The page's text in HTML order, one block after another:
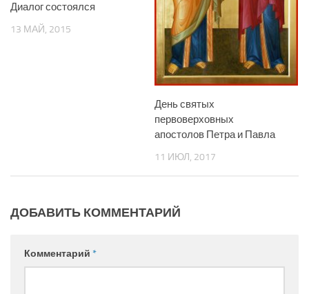
Диалог состоялся
13 МАЙ, 2015
День святых
первоверховных
апостолов Петра и Павла
11 ИЮЛ, 2017
ДОБАВИТЬ КОММЕНТАРИЙ
Комментарий *